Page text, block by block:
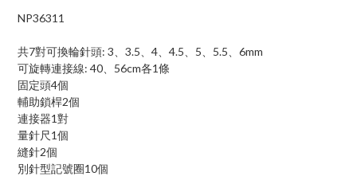
NP36311
共7對可換輪針頭: 3、3.5、4、4.5、5、5.5、6mm
可旋轉連接線: 40、56cm各1條
固定頭4個
輔助鎖桿2個
連接器1對
量針尺1個
縫針2個
別針型記號圈10個